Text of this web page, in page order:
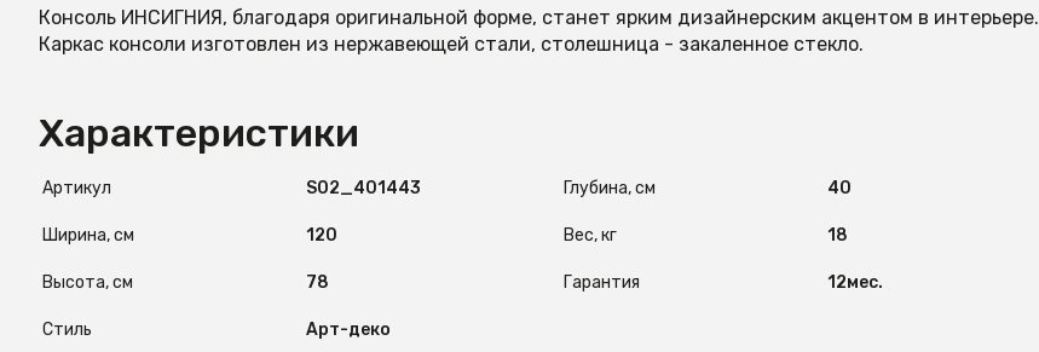
Консоль ИНСИГНИЯ, благодаря оригинальной форме, станет ярким дизайнерским акцентом в интерьере.
Каркас консоли изготовлен из нержавеющей стали, столешница - закаленное стекло.
Характеристики
Артикул S02_401443
Ширина, см 120
Высота, см 78
Стиль Арт-деко
Глубина, см 40
Вес, кг 18
Гарантия 12мес.